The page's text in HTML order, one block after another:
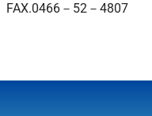
FAX.0466－52－4807